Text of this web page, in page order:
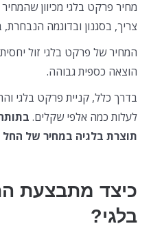
מחיר פרקט בלגי מכיוון
צריך, בסגנון ובדוגמה הנבחרת,
המחיר של פרקט בלגי זול
הוצאה כספית גבוהה.
בדרך כלל, קניית פרקט בלגי
לעלות כמה אלפי שקלים.
תוצרת בלגיה במחיר של החל מ-53 ש”ח
כיצד מתבצעת
בלגי?